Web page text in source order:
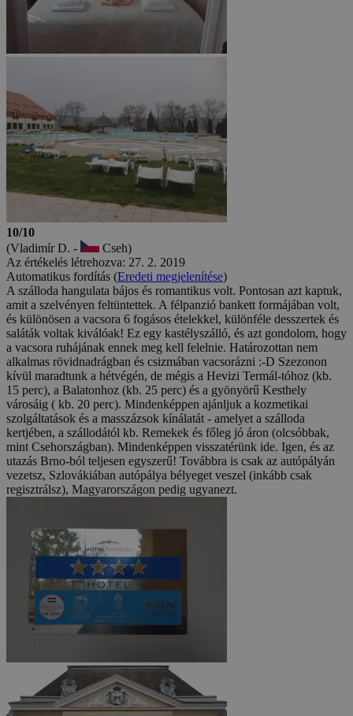
10/10
(Vladimír D. -
Cseh)
Az értékelés létrehozva: 27. 2. 2019
Automatikus fordítás (Eredeti megjelenítése)
A szálloda hangulata bájos és romantikus volt. Pontosan azt kaptuk,
amit a szelvényen feltüntettek. A félpanzió bankett formájában volt,
és különösen a vacsora 6 fogásos ételekkel, különféle desszertek és
saláták voltak kiválóak! Ez egy kastélyszálló, és azt gondolom, hogy
a vacsora ruhájának ennek meg kell felelnie. Határozottan nem
alkalmas rövidnadrágban és csizmában vacsorázni :-D Szezonon
kívül maradtunk a hétvégén, de mégis a Hevizi Termál-tóhoz (kb.
15 perc), a Balatonhoz (kb. 25 perc) és a gyönyörű Kesthely
városáig ( kb. 20 perc). Mindenképpen ajánljuk a kozmetikai
szolgáltatások és a masszázsok kínálatát - amelyet a szálloda
kertjében, a szállodától kb. Remekek és főleg jó áron (olcsóbbak,
mint Csehországban). Mindenképpen visszatérünk ide. Igen, és az
utazás Brno-ból teljesen egyszerű! Továbbra is csak az autópályán
vezetsz, Szlovákiában autópálya bélyeget veszel (inkább csak
regisztrálsz), Magyarországon pedig ugyanezt.